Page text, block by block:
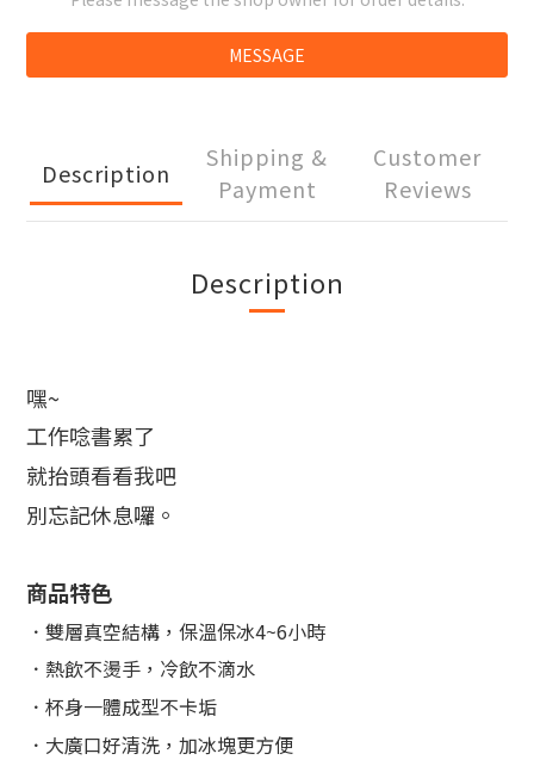
MESSAGE
Description
Shipping &
Payment
Customer
Reviews
Description
嘿~
工作唸書累了
就抬頭看看我吧
別忘記休息囉。
商品特色
．雙層真空結構，保溫保冰4~6小時
．熱飲不燙手，冷飲不滴水
．杯身一體成型不卡垢
．大廣口好清洗，加冰塊更方便